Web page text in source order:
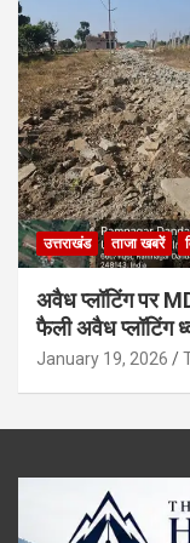
उत्तराखंड ताजा खबरें
अवैध प्लॉटिंग पर
फैली अवैध प्लॉटिंग
January 19, 2026